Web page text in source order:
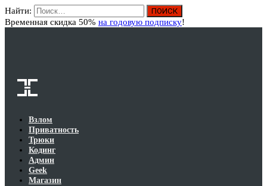
Найти:
Временная скидка 50% на годовую подписку!
Взлом
Приватность
Трюки
Кодинг
Админ
Geek
Магазин